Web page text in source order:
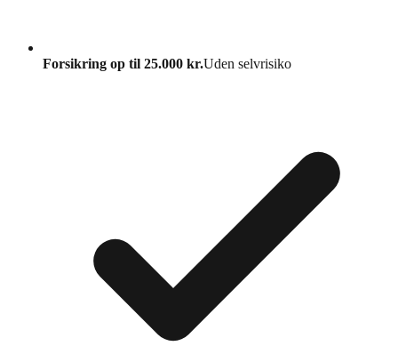
Forsikring op til 25.000 kr.Uden selvrisiko